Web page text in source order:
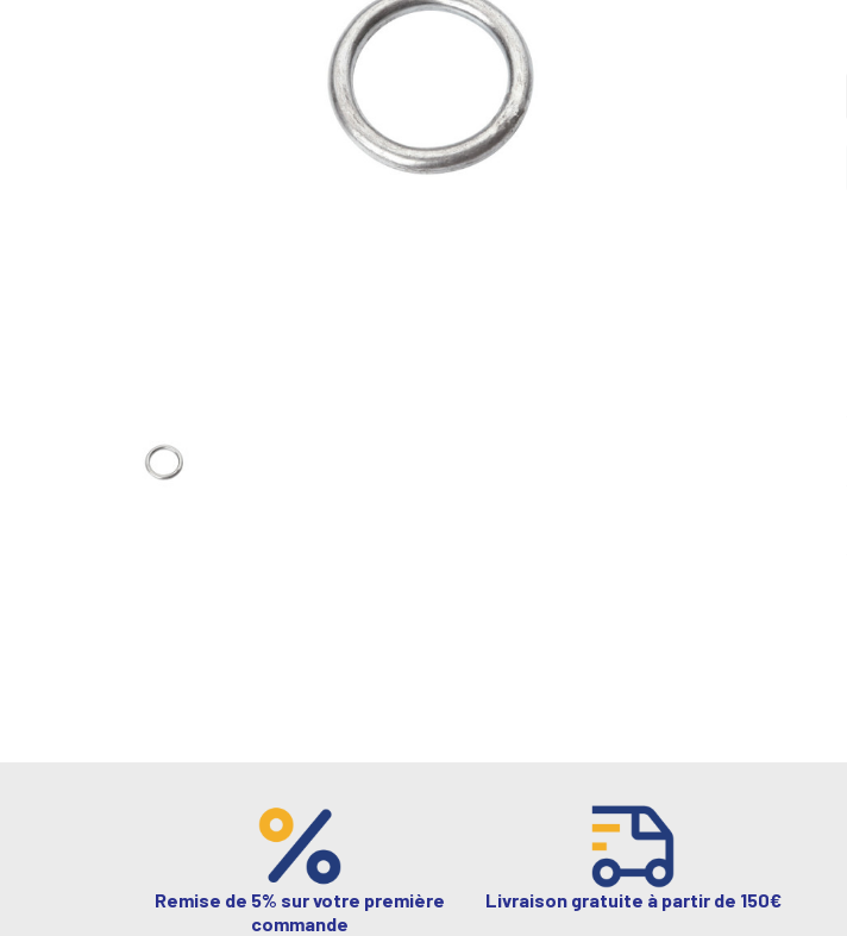
Remise de 5% sur votre première
commande
Livraison gratuite à partir de 150€